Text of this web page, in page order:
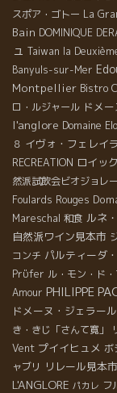
スポア・ゴトー La
Bain DOMINIQUE
ュ Taiwan la
Banyuls-sur-Mer
Montpellier Bistro
ロ・ルジャール ドメ
l'anglore Domaine
８ イヴォ・フェレイラ
RECREATION ロイッ
然派試飲会ビオジョレ
Foulards Rouges
Mareschal 和食 ルネ
自然派ワイン見本市
コンチ パルティーダ
Prϋfer ル・モン・ド
Amour PHILIPPE
ドメーヌ・ジェラー
き・きじ「さんて寛」
Vent プイイヒュメ ボ
ャブリ リレール見本市
L'ANGLORE パカレ フ